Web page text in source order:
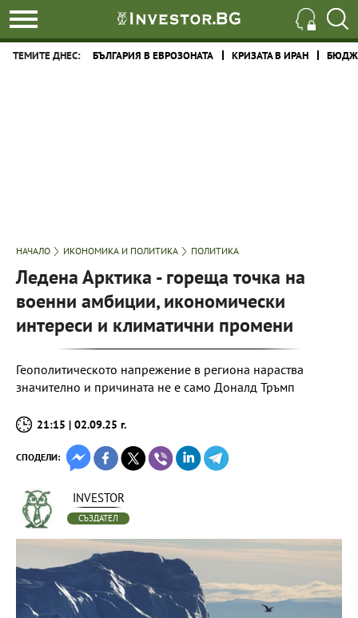
ТЕМИТЕ ДНЕС: БЪЛГАРИЯ В ЕВРОЗОНАТА КРИЗАТА В ИРАН
НАЧАЛО ИКОНОМИКА И ПОЛИТИКА ПОЛИТИКА
Ледена Арктика - гореща точка на
военни амбиции, икономически
интереси и климатични промени
Геополитическото напрежение в региона нараства
значително и причината не е само Доналд Тръмп
21:15 | 02.09.25 г.
СПОДЕЛИ:
INVESTOR
СЪЗДАТЕЛ